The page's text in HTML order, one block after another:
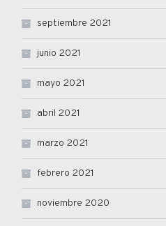
septiembre 2021
junio 2021
mayo 2021
abril 2021
marzo 2021
febrero 2021
noviembre 2020